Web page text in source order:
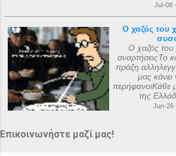
Jul-08
Ο χαζός του
Ο χαζός του
αναρτήσειςΤο
πράξη
μας κάνει
περήφανοιΚάθε
της
Jun-26
Επικοινωνήστε μαζί μας!